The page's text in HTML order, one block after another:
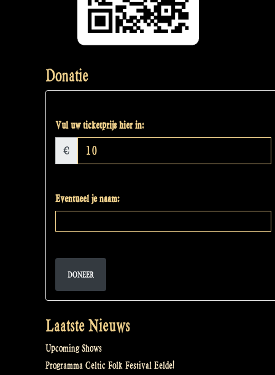
Donatie
Vul uw ticketprijs hier in:
€
Eventueel je naam:
DONEER
Laatste Nieuws
Upcoming Shows
Programma Celtic Folk Festival Eelde!